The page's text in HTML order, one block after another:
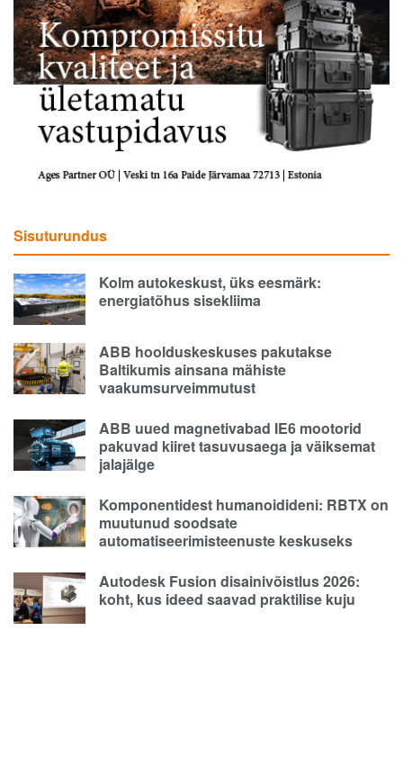
Sisuturundus
Kolm autokeskust, üks eesmärk:
energiatõhus sisekliima
ABB hoolduskeskuses pakutakse
Baltikumis ainsana mähiste
vaakumsurveimmutust
ABB uued magnetivabad IE6 mootorid
pakuvad kiiret tasuvusaega ja väiksemat
jalajälge
Komponentidest humanoidideni: RBTX on
muutunud soodsate
automatiseerimisteenuste keskuseks
Autodesk Fusion disainivõistlus 2026:
koht, kus ideed saavad praktilise kuju